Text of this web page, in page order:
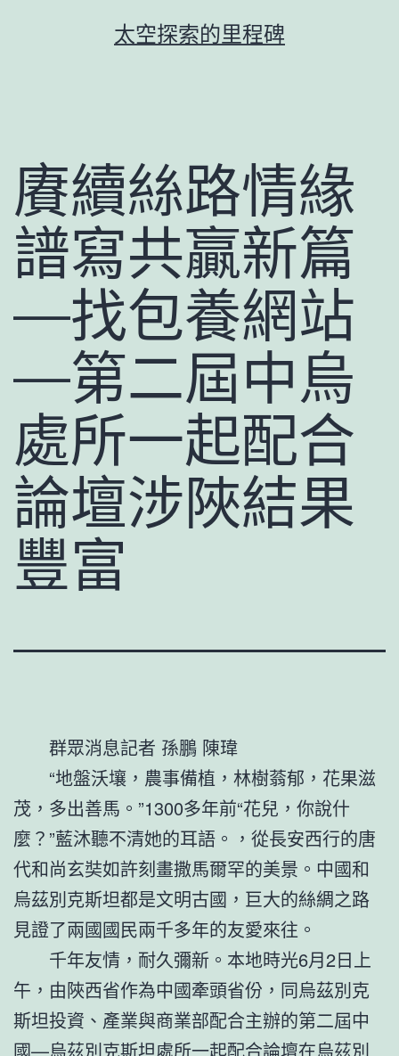
太空探索的里程碑
賡續絲路情緣
譜寫共贏新篇
—找包養網站
—第二屆中烏
處所一起配合
論壇涉陜結果
豐富
群眾消息記者 孫鵬 陳瑋
“地盤沃壤，農事備植，林樹蓊郁，花果滋
茂，多出善馬。”1300多年前“花兒，你說什
麼？”藍沐聽不清她的耳語。，從長安西行的唐
代和尚玄奘如許刻畫撒馬爾罕的美景。中國和
烏茲別克斯坦都是文明古國，巨大的絲綢之路
見證了兩國國民兩千多年的友愛來往。
千年友情，耐久彌新。本地時光6月2日上
午，由陜西省作為中國牽頭省份，同烏茲別克
斯坦投資、產業與商業部配合主辦的第二屆中
國—烏茲別克斯坦處所一起配合論壇在烏茲別